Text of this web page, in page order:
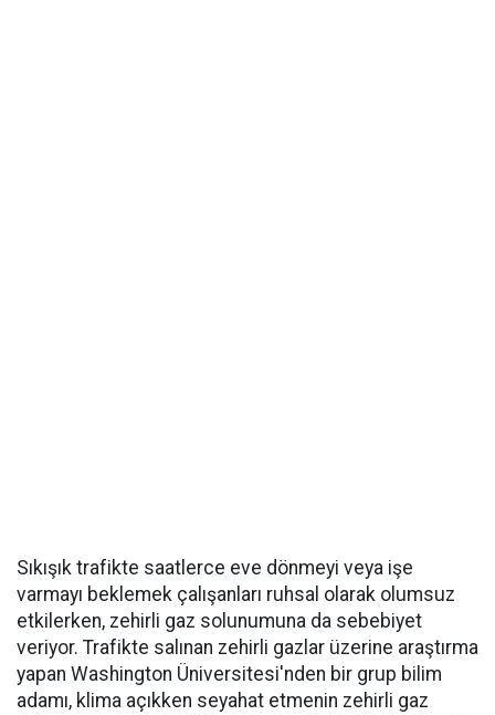
Sıkışık trafikte saatlerce eve dönmeyi veya işe
varmayı beklemek çalışanları ruhsal olarak olumsuz
etkilerken, zehirli gaz solunumuna da sebebiyet
veriyor. Trafikte salınan zehirli gazlar üzerine araştırma
yapan Washington Üniversitesi'nden bir grup bilim
adamı, klima açıkken seyahat etmenin zehirli gaz